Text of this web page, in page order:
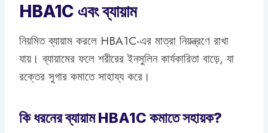
HBA1C এবং ব্যায়াম
নিয়মিত ব্যায়াম করলে HBA1C-এর মাত্রা নিয়ন্ত্রণে রাখা
যায়। ব্যায়ামের ফলে শরীরের ইনসুলিন কার্যকারিতা বাড়ে, যা
রক্তের সুগার কমাতে সাহায্য করে।
কি ধরনের ব্যায়াম HBA1C কমাতে সহায়ক?